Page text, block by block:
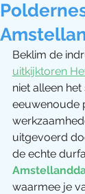
Beklim de
uitkijktoren
niet alleen
eeuwenoude
uitgevoerd
de echte
waarmee je